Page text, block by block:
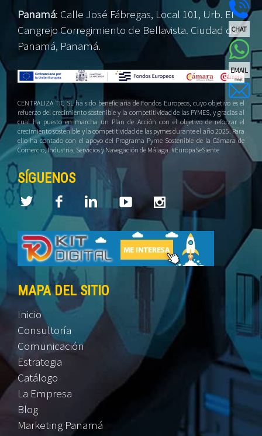
CHAT
EMAIL
Panamá: Calle José Fábregas, Local 101, Urb. El
Cangrejo Corregimiento de Bellavista. Ciudad de
Panamá, Panamá.
CENTRALIZA TIC SL ha sido beneficiaria de Fondos Europeos, cuyo objetivo es el
refuerzo del crecimiento sostenible y la competitividad de las PYMES, y gracias al
cual ha puesto en marcha un Plan de Acción con el objetivo de reforzar el
crecimiento sostenible y la competitividad de las pymes durante el año 2025. Para
ello ha contado con el apoyo del Programa Pyme Sostenible de la Cámara de
Comercio, Industria, Servicios y Navegación de Málaga. #EuropaSeSiente
SÍGUENOS
MAPA DEL SITIO
Inicio
Consultoría
Comunicación
Estrategia
Catálogo
La Empresa
Blog
Marketing Panamá